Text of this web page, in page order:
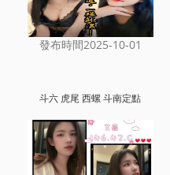
發布時間2025-10-01
斗六 虎尾 西螺 斗南定點